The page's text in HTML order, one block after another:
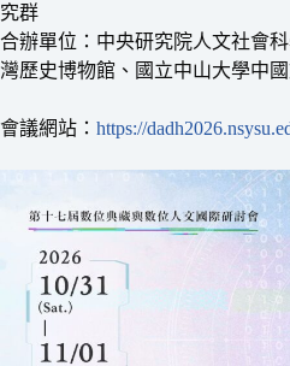
究群
合辦單位：中央研究院人文社會
灣歷史博物館、國立中山大學中
會議網站： https://